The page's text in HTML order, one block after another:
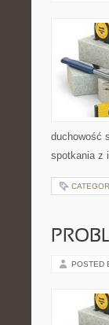
duchowość
spotkania z
POSTED